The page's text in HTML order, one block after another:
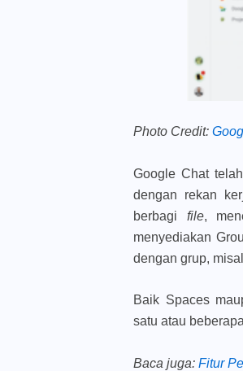
Photo Credit:
Google Chat
dengan rekan
berbagi file,
menyediakan
dengan grup,
Baik Spaces
satu atau
Baca juga: Fitur